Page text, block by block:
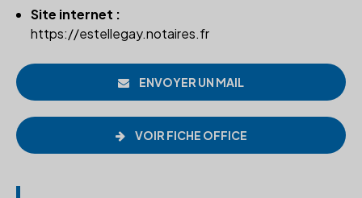
Site internet :
https://estellegay.notaires.fr
ENVOYER UN MAIL
VOIR FICHE OFFICE